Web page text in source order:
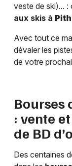
veste de ski)...
aux skis à
Avec tout ce
dévaler les
de votre
Bourses
: vente
de BD
Des centaines